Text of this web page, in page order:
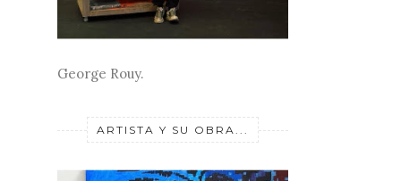
George Rouy.
ARTISTA Y SU OBRA...